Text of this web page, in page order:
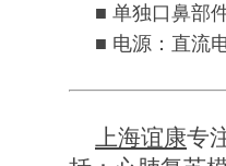
■ 单独口鼻部
■ 电源：直流
上海谊康专